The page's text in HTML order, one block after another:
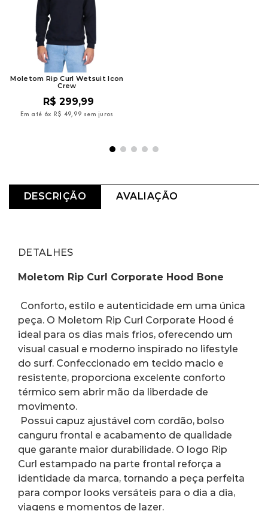
Moletom Rip Curl Wetsuit Icon
Crew
R$ 299,99
Em até 6x R$ 49, 99 sem juros
DESCRIÇÃO AVALIAÇÃO
DETALHES
Moletom Rip Curl Corporate Hood Bone
peça. O Moletom Rip Curl Corporate Hood é
ideal para os dias mais frios, oferecendo um
visual casual e moderno inspirado no lifestyle
do surf. Confeccionado em tecido macio e
resistente, proporciona excelente conforto
térmico sem abrir mão da liberdade de
movimento.
canguru frontal e acabamento de qualidade
que garante maior durabilidade. O logo Rip
Curl estampado na parte frontal reforça a
identidade da marca, tornando a peça perfeita
para compor looks versáteis para o dia a dia,
viagens e momentos de lazer.